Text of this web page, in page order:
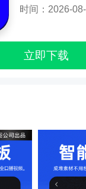
时间：2026-
立即下载